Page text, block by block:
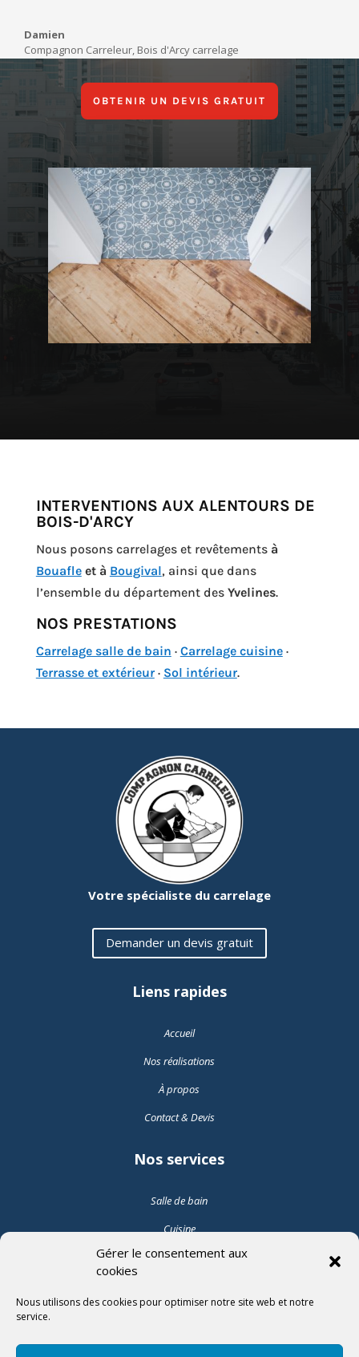
Gérer le consentement aux
cookies
Nous utilisons des cookies pour optimiser notre site web et notre
service.
Damien
Compagnon Carreleur, Bois d'Arcy carrelage
OBTENIR UN DEVIS GRATUIT
INTERVENTIONS AUX ALENTOURS DE
BOIS-D'ARCY
Nous posons carrelages et revêtements à
Bouafle et à Bougival, ainsi que dans
l’ensemble du département des Yvelines.
NOS PRESTATIONS
Carrelage salle de bain · Carrelage cuisine·
Terrasse et extérieur· Sol intérieur.
Votre spécialiste du carrelage
Demander un devis gratuit
Liens rapides
Accueil
Nos réalisations
À propos
Contact & Devis
Nos services
Salle de bain
Cuisine
Pose de carrelage intérieur